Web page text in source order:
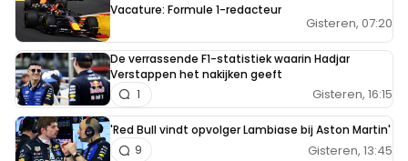
Vacature: Formule 1-redacteur
Gisteren, 07:20
De verrassende F1-statistiek waarin Hadjar
Verstappen het nakijken geeft
Gisteren, 16:15
1
'Red Bull vindt opvolger Lambiase bij Aston Martin'
Gisteren, 13:45
9